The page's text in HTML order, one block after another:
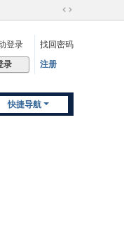
切
到
登录
找回密码
录 注册
快捷导航